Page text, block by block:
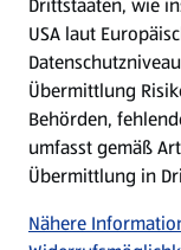
(öffnet in einem
Folge uns hier:
Jetzt die HOFER
USA laut
Übermittlung
Behörden,
umfasst gemäß
Übermittlung in
Nähere